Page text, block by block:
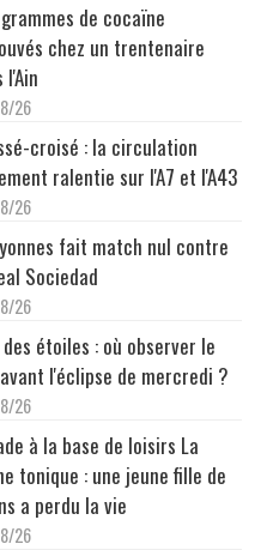
de cocaïne
chez un trentenaire
l'Ain
26
croisé : la circulation
ralentie sur l'A7 et l'A43
26
fait match nul contre
Sociedad
26
étoiles : où observer le
l'éclipse de mercredi ?
26
à la base de loisirs La
tonique : une jeune fille de
a perdu la vie
26